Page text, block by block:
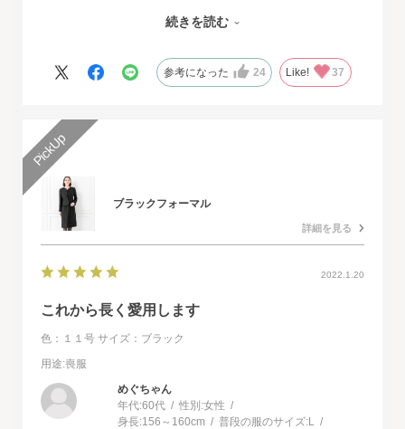
その旨をお伝えさせていただきたいと思いました。とても素敵な
人生最高の幸せな日に華を添えていただき、心より感謝申し上げ
続きを読む
参考になった 24 Like! 37
ブラックフォーマル
詳細を見る
2022.1.20
これから長く愛用します
色：１１号 サイズ：ブラック
用途:喪服
めぐちゃん
年代:60代 性別:女性
身長:156～160cm 普段の服のサイズ:L